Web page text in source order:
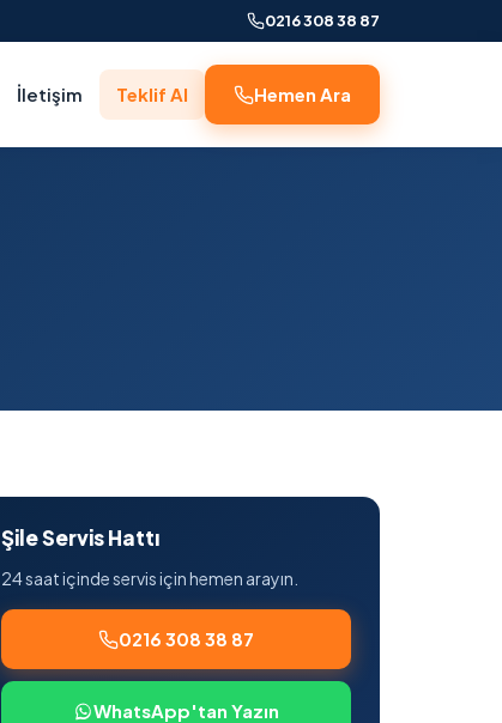
0216 308 38 87
İletişim Teklif Al Hemen Ara
Şile Servis Hattı
24 saat içinde servis için hemen arayın.
0216 308 38 87
WhatsApp'tan Yazın